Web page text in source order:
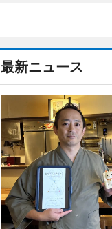
最新ニュース